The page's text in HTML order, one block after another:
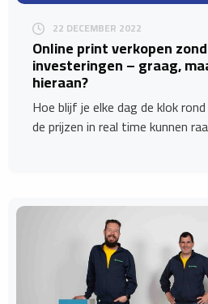
22 DECEMBER 2022
Online print verkopen
investeringen – graag,
hieraan?
Hoe blijf je elke dag de klok
de prijzen in real time kunnen